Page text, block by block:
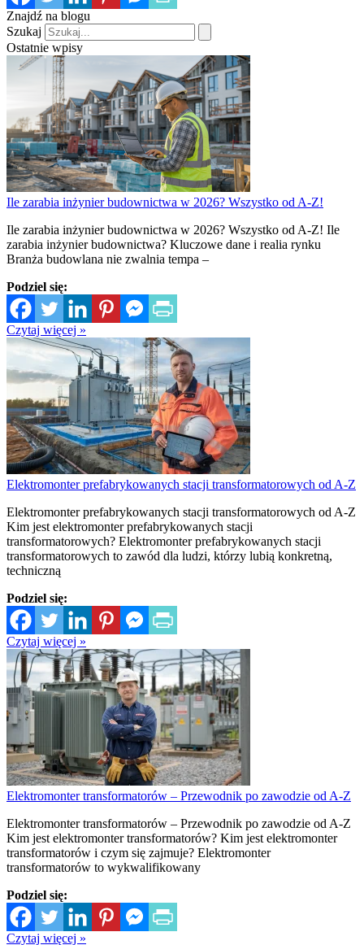
Znajdź na blogu
Szukaj
Ostatnie wpisy
Ile zarabia inżynier budownictwa w 2026? Wszystko od A-Z!
Ile zarabia inżynier budownictwa w 2026? Wszystko od A-Z! Ile
zarabia inżynier budownictwa? Kluczowe dane i realia rynku
Branża budowlana nie zwalnia tempa –
Podziel się:
Czytaj więcej »
Elektromonter prefabrykowanych stacji transformatorowych od A-Z
Elektromonter prefabrykowanych stacji transformatorowych od A-Z
Kim jest elektromonter prefabrykowanych stacji
transformatorowych? Elektromonter prefabrykowanych stacji
transformatorowych to zawód dla ludzi, którzy lubią konkretną,
techniczną
Podziel się:
Czytaj więcej »
Elektromonter transformatorów – Przewodnik po zawodzie od A-Z
Elektromonter transformatorów – Przewodnik po zawodzie od A-Z
Kim jest elektromonter transformatorów? Kim jest elektromonter
transformatorów i czym się zajmuje? Elektromonter
transformatorów to wykwalifikowany
Podziel się:
Czytaj więcej »